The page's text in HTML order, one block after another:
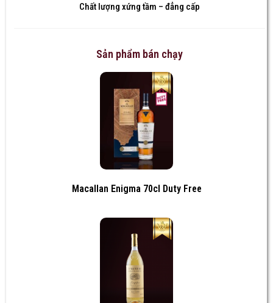
Chất lượng xứng tầm – đẳng cấp
Sản phẩm bán chạy
Macallan Enigma 70cl Duty Free